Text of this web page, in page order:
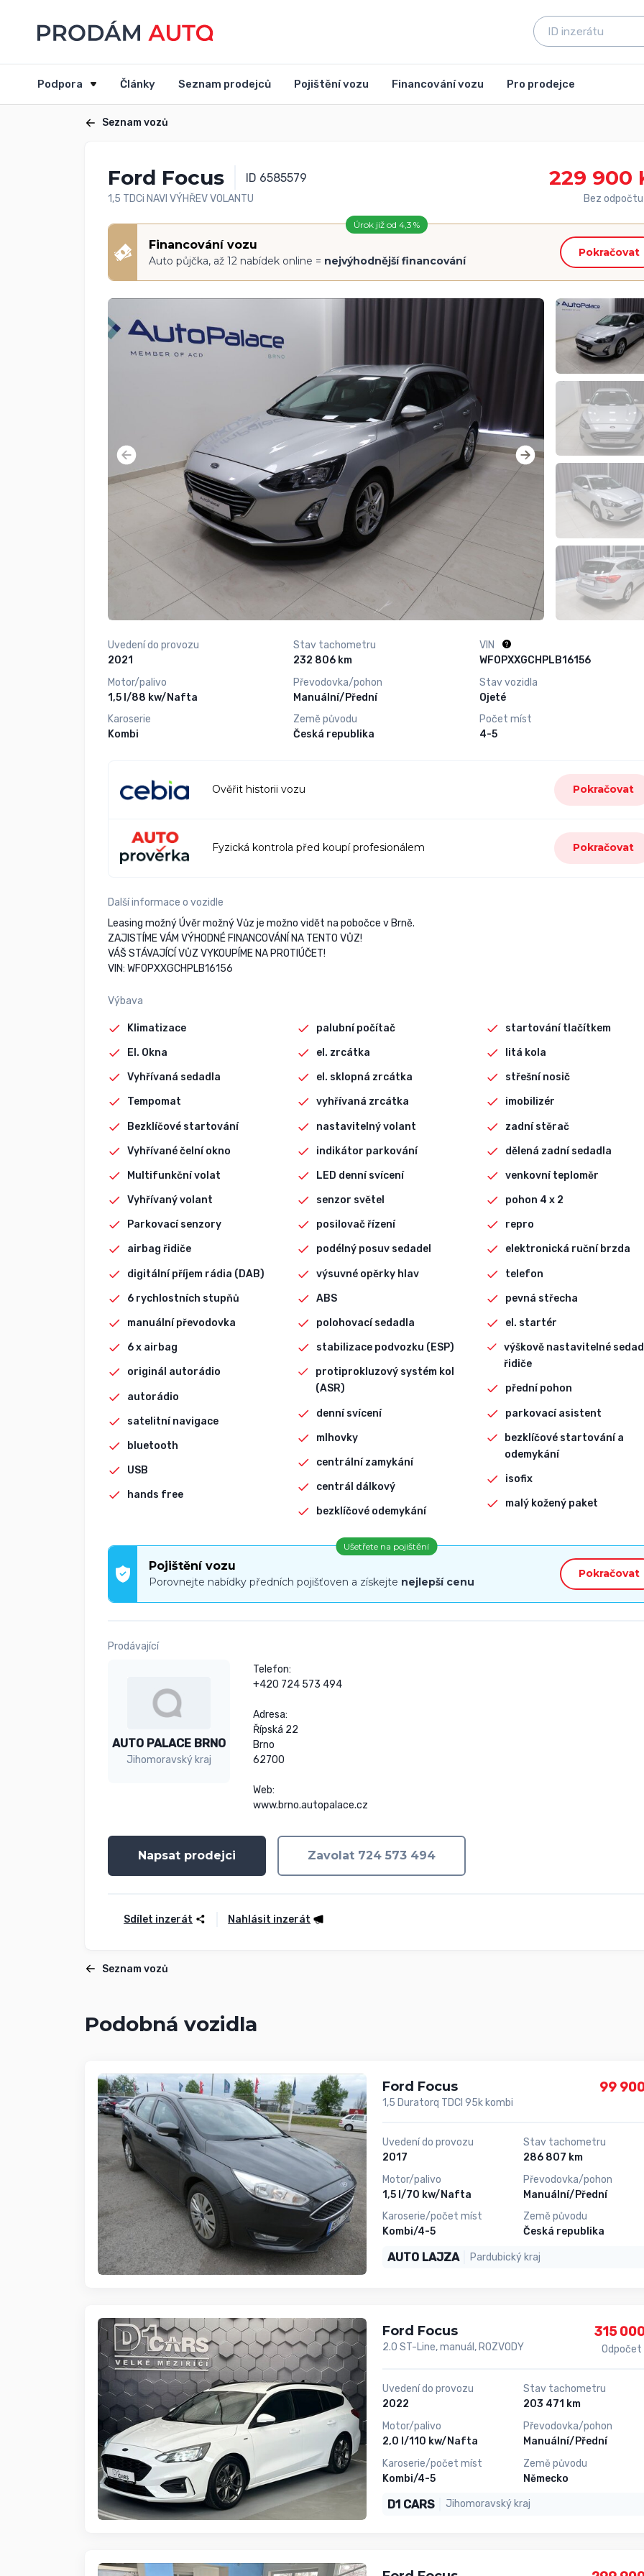
Podpora Články Seznam prodejců Pojištění vozu Financování vozu Pro prodejce
Seznam vozů
Ford Focus ID 6585579
1,5 TDCi NAVI VÝHŘEV VOLANTU
229 900
Bez odpočtu
Úrok již od 4,3 %
Financování vozu
Auto půjčka, až 12 nabídek online = nejvýhodnější financování
Pokračovat
Uvedení do provozu
2021
Motor/palivo
1,5 l/88 kw/Nafta
Karoserie
Kombi
Stav tachometru
232 806 km
Převodovka/pohon
Manuální/Přední
Země původu
Česká republika
VIN
WF0PXXGCHPLB16156
Stav vozidla
Ojeté
Počet míst
4-5
Ověřit historii vozu Pokračovat
Fyzická kontrola před koupí profesionálem Pokračovat
Další informace o vozidle
Leasing možný Úvěr možný Vůz je možno vidět na pobočce v Brně.
ZAJISTÍME VÁM VÝHODNÉ FINANCOVÁNÍ NA TENTO VŮZ!
VÁŠ STÁVAJÍCÍ VŮZ VYKOUPÍME NA PROTIÚČET!
VIN: WF0PXXGCHPLB16156
Výbava
Klimatizace
El. Okna
Vyhřívaná sedadla
Tempomat
Bezklíčové startování
Vyhřívané čelní okno
Multifunkční volat
Vyhřívaný volant
Parkovací senzory
airbag řidiče
digitální příjem rádia (DAB)
6 rychlostních stupňů
manuální převodovka
6 x airbag
originál autorádio
autorádio
satelitní navigace
bluetooth
USB
hands free
palubní počítač
el. zrcátka
el. sklopná zrcátka
vyhřívaná zrcátka
nastavitelný volant
indikátor parkování
LED denní svícení
senzor světel
posilovač řízení
podélný posuv sedadel
výsuvné opěrky hlav
ABS
polohovací sedadla
stabilizace podvozku (ESP)
protiprokluzový systém kol
(ASR)
denní svícení
mlhovky
centrální zamykání
centrál dálkový
bezklíčové odemykání
startování tlačítkem
litá kola
střešní nosič
imobilizér
zadní stěrač
dělená zadní sedadla
venkovní teploměr
pohon 4 x 2
repro
elektronická ruční brzda
telefon
pevná střecha
el. startér
výškově nastavitelné
řidiče
přední pohon
parkovací asistent
bezklíčové startování a
odemykání
isofix
malý kožený paket
Ušetřete na pojištění
Pojištění vozu
Porovnejte nabídky předních pojišťoven a získejte nejlepší cenu
Pokračovat
Prodávající
AUTO PALACE BRNO
Jihomoravský kraj
Telefon:
+420 724 573 494
Adresa:
Řípská 22
Brno
62700
Web:
www.brno.autopalace.cz
Napsat prodejci Zavolat 724 573 494
Sdílet inzerát Nahlásit inzerát
Seznam vozů
Podobná vozidla
Ford Focus
1,5 Duratorq TDCI 95k kombi
99
Uvedení do provozu
2017
Motor/palivo
1,5 l/70 kw/Nafta
Karoserie/počet míst
Kombi/4-5
Stav tachometru
286 807 km
Převodovka/pohon
Manuální/Přední
Země původu
Česká republika
AUTO LAJZA Pardubický kraj
Ford Focus
2.0 ST-Line, manuál, ROZVODY
315
Odpočet
Uvedení do provozu
2022
Motor/palivo
2,0 l/110 kw/Nafta
Karoserie/počet míst
Kombi/4-5
Stav tachometru
203 471 km
Převodovka/pohon
Manuální/Přední
Země původu
Německo
D1 CARS Jihomoravský kraj